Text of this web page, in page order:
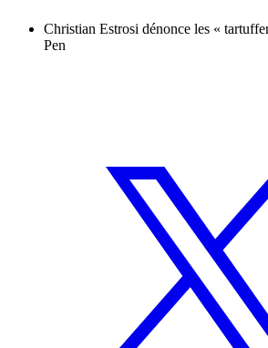
Christian Estrosi dénonce les «
Pen